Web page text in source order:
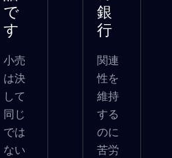
で
す
小売
は決
して
同じ
では
ない
銀
行
関連
性を
維持
する
のに
苦労